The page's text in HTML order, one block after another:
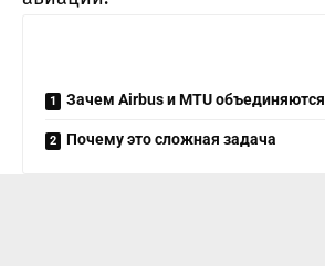
Зачем Airbus и MTU объединяются
Почему это сложная задача